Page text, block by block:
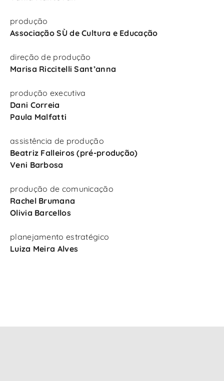
produção
Associação SÙ de Cultura e Educação
direção de produção
Marisa Riccitelli Sant’anna
produção executiva
Dani Correia
Paula Malfatti
assistência de produção
Beatriz Falleiros (pré-produção)
Veni Barbosa
produção de comunicação
Rachel Brumana
Olivia Barcellos
planejamento estratégico
Luiza Meira Alves